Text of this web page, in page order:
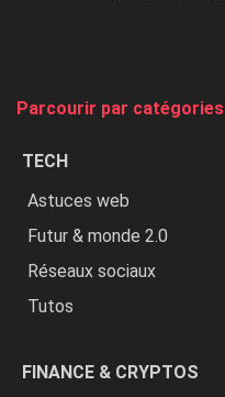
Parcourir par catégories
TECH
Astuces web
Futur & monde 2.0
Réseaux sociaux
Tutos
FINANCE & CRYPTOS